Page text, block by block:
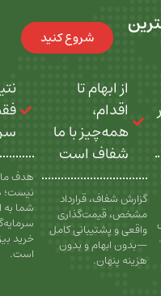
شروع کنید
با ما
است
کامل
و بدون
نتیجه‌محور؛ نه
فقط ارائه
سرویس
هدف ما ارائه خدمات
نیست؛ هدف ما رسیدن
شما به اقامت،
سرمایه‌گذاری موفق و
خرید بیزینس سودآور
است.